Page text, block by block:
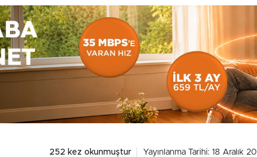
252 kez okunmuştur Yayınlanma Tarihi: 18 Aralık